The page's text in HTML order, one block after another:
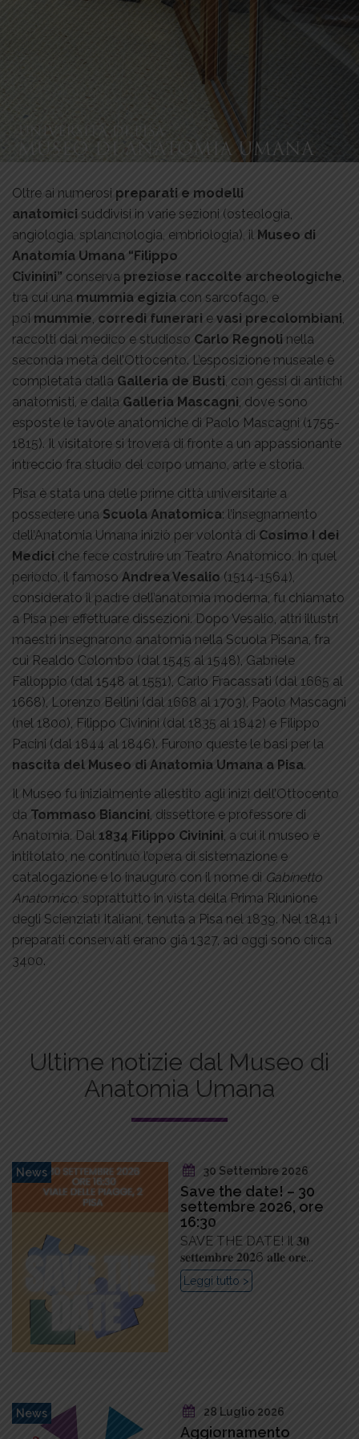
Oltre ai numerosi preparati e modelli
anatomici suddivisi in varie sezioni (osteologia,
angiologia, splancnologia, embriologia), il Museo di
Anatomia Umana “Filippo
Civinini” conserva preziose raccolte archeologiche,
tra cui una mummia egizia con sarcofago, e
poi mummie, corredi funerari e vasi precolombiani,
raccolti dal medico e studioso Carlo Regnoli nella
seconda metà dell’Ottocento. L’esposizione museale è
completata dalla Galleria de Busti, con gessi di antichi
anatomisti, e dalla Galleria Mascagni, dove sono
esposte le tavole anatomiche di Paolo Mascagni (1755-
1815). Il visitatore si troverà di fronte a un appassionante
intreccio fra studio del corpo umano, arte e storia.
Pisa è stata una delle prime città universitarie a
possedere una Scuola Anatomica: l’insegnamento
dell’Anatomia Umana iniziò per volontà di Cosimo I dei
Medici che fece costruire un Teatro Anatomico. In quel
periodo, il famoso Andrea Vesalio (1514-1564),
considerato il padre dell’anatomia moderna, fu chiamato
a Pisa per effettuare dissezioni. Dopo Vesalio, altri illustri
maestri insegnarono anatomia nella Scuola Pisana, fra
cui Realdo Colombo (dal 1545 al 1548), Gabriele
Falloppio (dal 1548 al 1551), Carlo Fracassati (dal 1665 al
1668), Lorenzo Bellini (dal 1668 al 1703), Paolo Mascagni
(nel 1800), Filippo Civinini (dal 1835 al 1842) e Filippo
Pacini (dal 1844 al 1846). Furono queste le basi per la
nascita del Museo di Anatomia Umana a Pisa.
Il Museo fu inizialmente allestito agli inizi dell’Ottocento
da Tommaso Biancini, dissettore e professore di
Anatomia. Dal 1834 Filippo Civinini, a cui il museo è
intitolato, ne continuò l’opera di sistemazione e
catalogazione e lo inaugurò con il nome di Gabinetto
Anatomico, soprattutto in vista della Prima Riunione
degli Scienziati Italiani, tenuta a Pisa nel 1839. Nel 1841 i
preparati conservati erano già 1327, ad oggi sono circa
3400.
Ultime notizie dal Museo di
Anatomia Umana
News 30 Settembre 2026
Save the date! – 30
settembre 2026, ore
16:30
SAVE THE DATE! Il 𝟑𝟎
𝐬𝐞𝐭𝐭𝐞𝐦𝐛𝐫𝐞 𝟐𝟎𝟐6 𝐚𝐥𝐥𝐞 𝐨𝐫𝐞...
Leggi tutto >
News 28 Luglio 2026
Aggiornamento